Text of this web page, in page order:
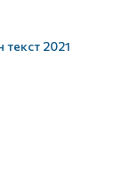
текст 2021